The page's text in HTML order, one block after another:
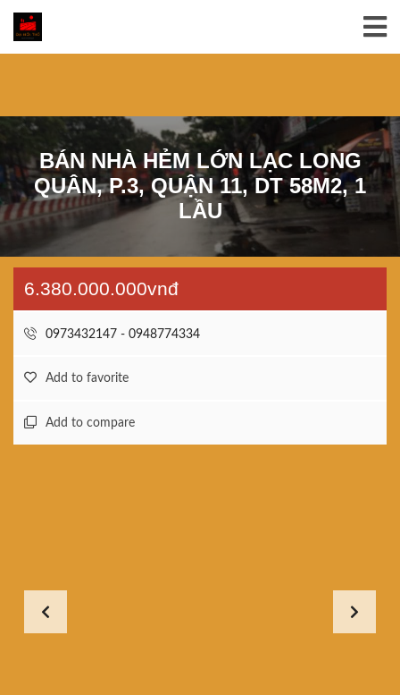
BÁN NHÀ HẺM LỚN LẠC LONG
QUÂN, P.3, QUẬN 11, DT 58M2, 1
LẦU
6.380.000.000vnđ
0973432147 - 0948774334
Add to favorite
Add to compare